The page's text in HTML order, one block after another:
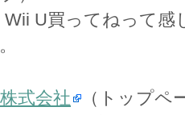
Wii U買ってねって
式会社
（トップペ